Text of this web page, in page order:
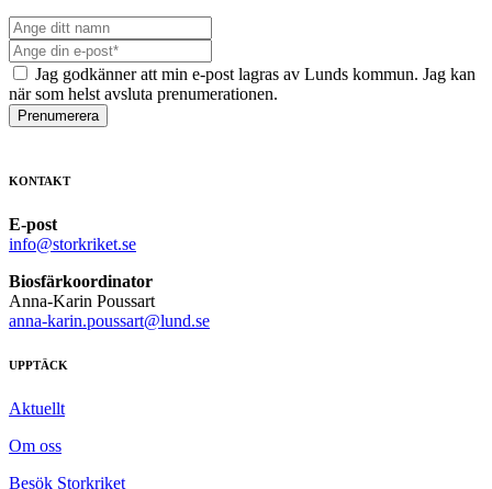
Jag godkänner att min e-post lagras av Lunds kommun. Jag kan
när som helst avsluta prenumerationen.
Prenumerera
KONTAKT
E-post
info@storkriket.se
Biosfärkoordinator
Anna-Karin Poussart
anna-karin.poussart@lund.se
UPPTÄCK
Aktuellt
Om oss
Besök Storkriket